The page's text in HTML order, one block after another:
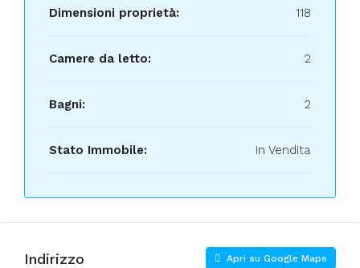
Dimensioni proprietà: 118
Camere da letto: 2
Bagni: 2
Stato Immobile: In Vendita
Indirizzo Apri su Google Maps